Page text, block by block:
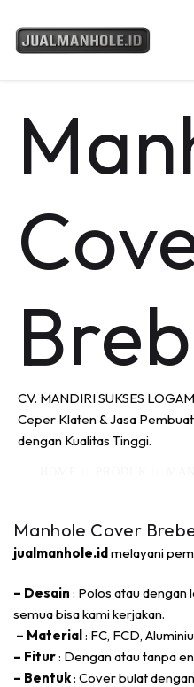
CV. MANDIRI SUKSES
Ceper Klaten & Jasa
dengan Kualitas Tinggi.
Manhole Cover
jualmanhole.idmelayani
– Desain : Polos atau dengan
semua bisa kami kerjakan.
– Material: FC, FCD,
– Fitur: Dengan atau tanpa
– Bentuk: Cover bulat